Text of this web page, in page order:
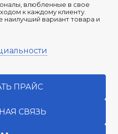
влюбленные в свое
к каждому клиенту.
наилучший вариант товара и
ПРАЙС
СВЯЗЬ